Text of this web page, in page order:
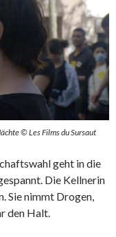
© Les Films du Sursaut
geht in die
Die Kellnerin
Sie nimmt Drogen,
den Halt.